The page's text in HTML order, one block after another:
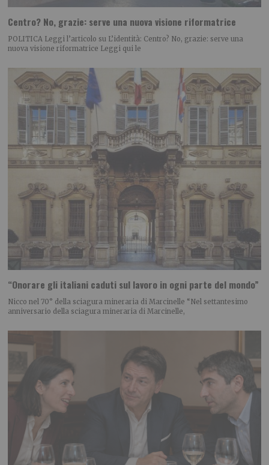
Centro? No, grazie: serve una nuova visione riformatrice
POLITICA Leggi l’articolo su L’identità: Centro? No, grazie: serve una
nuova visione riformatrice Leggi qui le
“Onorare gli italiani caduti sul lavoro in ogni parte del mondo”
Nicco nel 70° della sciagura mineraria di Marcinelle “Nel settantesimo
anniversario della sciagura mineraria di Marcinelle,